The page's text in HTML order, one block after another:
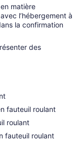
matière
l’hébergement à
la confirmation
des
fauteuil roulant
roulant
fauteuil roulant